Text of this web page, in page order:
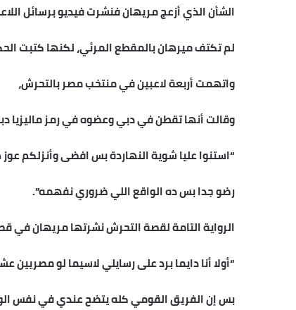
الشأن الذي أزعج مريهان فنشرت فيديو برسائل
لم تكتف ميرهان بالمقطع المرئي، لكنها كتبت
واتهمت أربعة لاعبين في منتخب مصر بالتحرش،
وقالت أنها تقطن في دبي وعضوه في رمز ماليزيا
“استنوا عليا شوية النهاردة بس افضى وأنزلكم
رضو جدا بس ده الواقع اللي ضروري نفهمه”.
الرواية التامة لقصة التحرش نشرتها مريهان في
“أولا أنا دايما برد على رسايلي لاسيما لو
بس إن الفريق القومي كله يتضح عندي في نفس